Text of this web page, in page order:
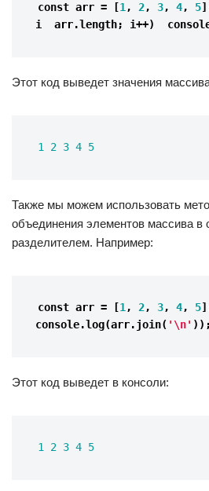
const arr = [1 , 2, 3, 4, 5
i
arr.length; i++)
Этот код выведет значения
1 2 3 4 5
Также мы можем использовать
объединения элементов массива в
разделителем. Например:
const arr = [1 , 2, 3, 4, 5
console.log(arr.join( ' \n' ));
Этот код выведет в консоли:
1 2 3 4 5